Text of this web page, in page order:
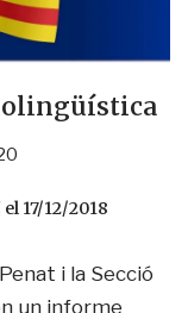
el 17/12/2018
i la Secció
un informe